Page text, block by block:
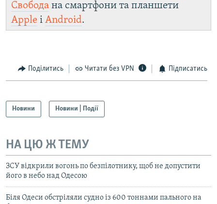
Свобода на смартфони та планшети
Apple і Android.
Поділитись Читати без VPN Підписатись
Новини Новини | Події
НА ЦЮ Ж ТЕМУ
ЗСУ відкрили вогонь по безпілотнику, щоб не допустити
його в небо над Одесою
Біля Одеси обстріляли судно із 600 тоннами пального на